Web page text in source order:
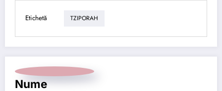
Etichetă TZIPORAH
Nume